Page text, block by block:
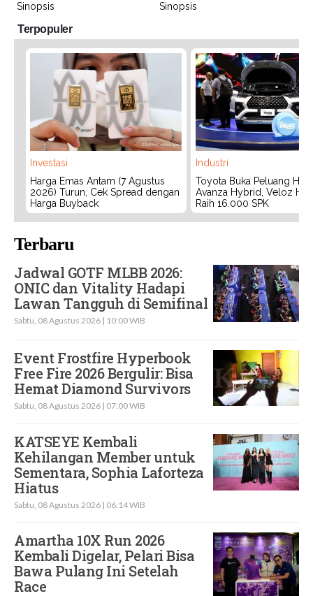
Sinopsis
Sinopsis
Terpopuler
Investasi
Harga Emas Antam (7 Agustus
2026) Turun, Cek Spread dengan
Harga Buyback
Industri
Toyota Buka Peluang
Avanza Hybrid, Veloz
Raih 16.000 SPK
Terbaru
Jadwal GOTF MLBB 2026:
ONIC dan Vitality Hadapi
Lawan Tangguh di Semifinal
Sabtu, 08 Agustus 2026 | 10:00 WIB
Event Frostfire Hyperbook
Free Fire 2026 Bergulir: Bisa
Hemat Diamond Survivors
Sabtu, 08 Agustus 2026 | 07:00 WIB
KATSEYE Kembali
Kehilangan Member untuk
Sementara, Sophia Laforteza
Hiatus
Sabtu, 08 Agustus 2026 | 06:14 WIB
Amartha 10X Run 2026
Kembali Digelar, Pelari Bisa
Bawa Pulang Ini Setelah
Race